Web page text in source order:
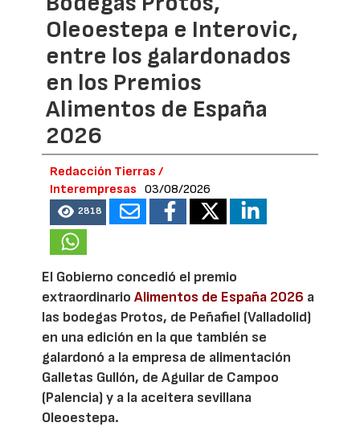
Oleoestepa e Interovic,
entre los galardonados
en los Premios
Alimentos de España
2026
Redacción Tierras /
Interempresas
03/08/2026
2818
El Gobierno concedió el premio
extraordinarioAlimentos de España 2026 a
las bodegas Protos, de Peñafiel (Valladolid)
en una edición en la que también se
galardonó a la empresa de alimentación
Galletas Gullón, de Aguilar de Campoo
(Palencia) y a la aceitera sevillana
Oleoestepa.